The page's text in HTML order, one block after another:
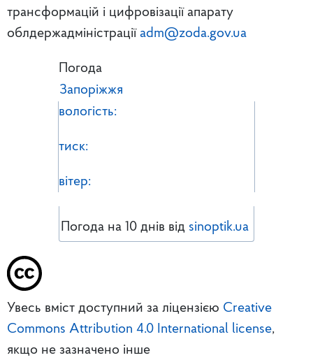
трансформацій і цифровізації апарату
облдержадміністрації adm@zoda.gov.ua
Погода
Запоріжжя
вологість:
тиск:
вітер:
Погода на 10 днів від sinoptik.ua
Увесь вміст доступний за ліцензією Creative
Commons Attribution 4.0 International license,
якщо не зазначено інше